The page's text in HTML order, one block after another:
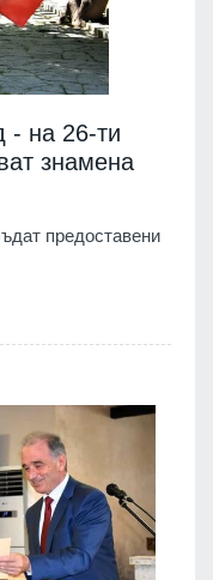
- на 26-ти
знамена
предоставени